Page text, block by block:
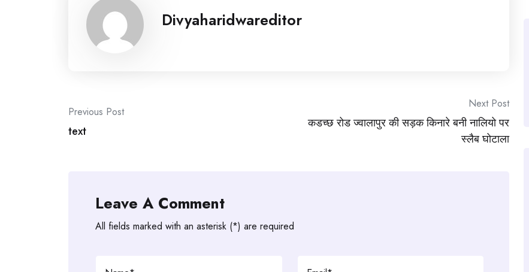
Divyaharidwareditor
Post
navigation
Previous Post
text
Next Post
कडच्छ रोड ज्वालापुर की सड़क किनारे बनी नालियो पर
स्लैब घोटाला
Leave A Comment
All fields marked with an asterisk (*) are required